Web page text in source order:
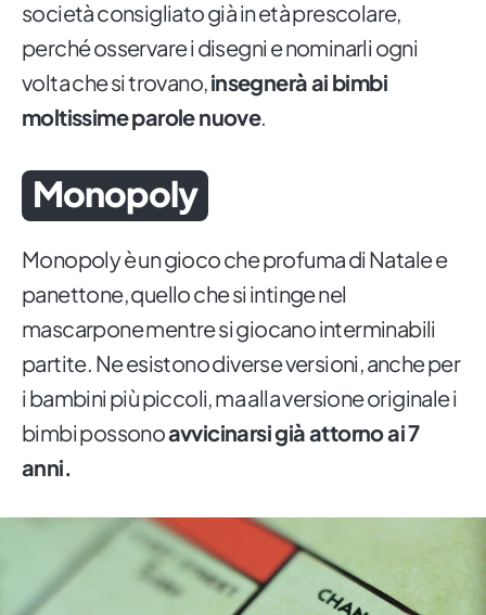
società consigliato già in età prescolare,
perché osservare i disegni e nominarli ogni
volta che si trovano,insegnerà ai bimbi
moltissime parole nuove.
Monopoly
Monopoly è un gioco che profuma di Natale e
panettone, quello che si intinge nel
mascarpone mentre si giocano interminabili
partite. Ne esistono diverse versioni, anche per
i bambini più piccoli, ma alla versione originale i
bimbi possonoavvicinarsi già attorno ai 7
anni.